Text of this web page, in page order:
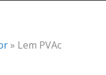
» Lem PVAc